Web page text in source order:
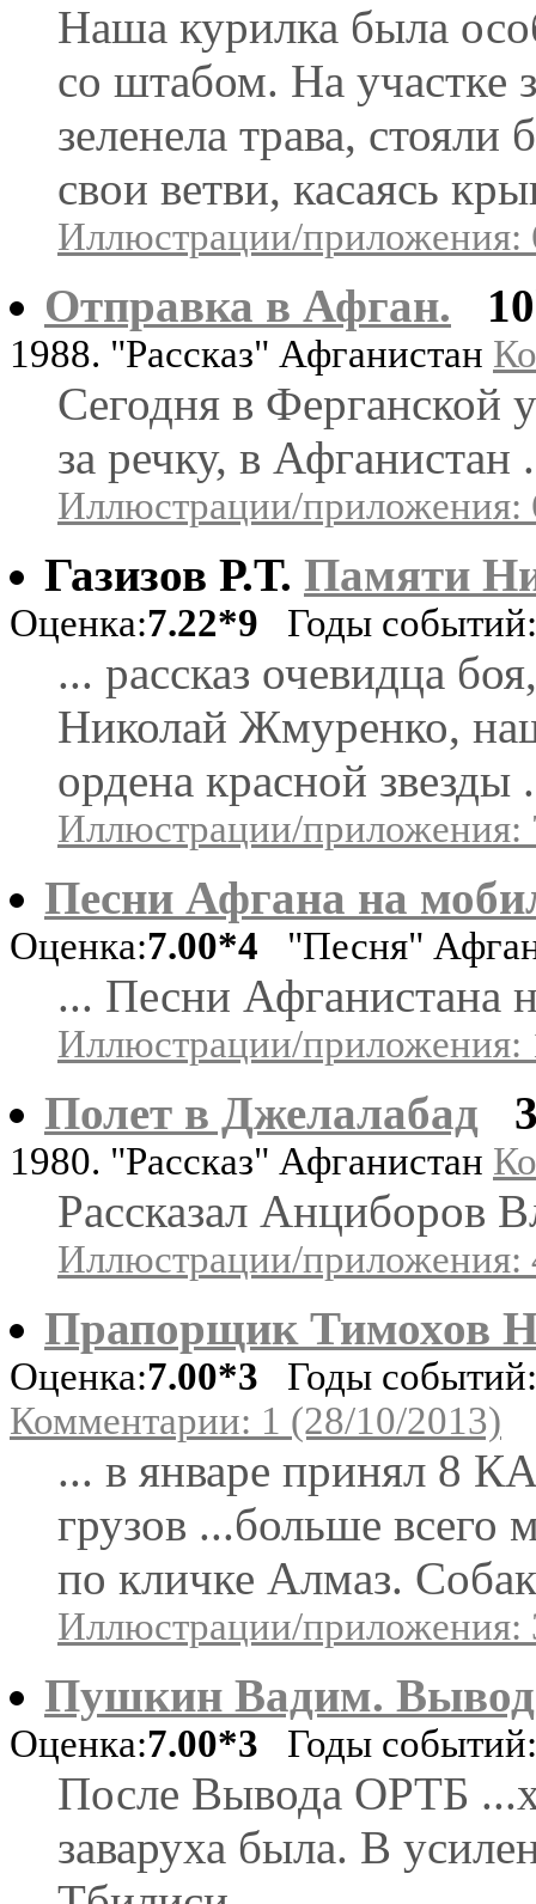
Наша курилка была
со штабом. На участке
зеленела трава,
свои ветви, касаясь
Иллюстрации/приложения:
Отправка в Афган.
1988. "Рассказ" Афганистан
Сегодня в Ферганской
за речку, в Афганистан
Иллюстрации/приложения:
Газизов Р.Т. Памяти
Оценка:7.22*9 Годы
... рассказ очевидца
Николай Жмуренко,
ордена красной звезды
Иллюстрации/приложения:
Песни Афгана на
Оценка:7.00*4 "Песня"
... Песни Афганистана
Иллюстрации/приложения:
Полет в Джелалабад
1980. "Рассказ" Афганистан
Рассказал Анциборов
Иллюстрации/приложения:
Прапорщик Тимохов
Оценка:7.00*3 Годы
Комментарии: 1 (28/10/2013)
... в январе принял 8
грузов ...больше всего
по кличке Алмаз.
Иллюстрации/приложения:
Пушкин Вадим. Вывод
Оценка:7.00*3 Годы
После Вывода ОРТБ
заваруха была. В